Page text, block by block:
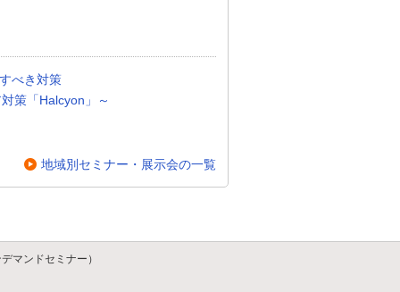
べき対策
策「Halcyon」～
地域別セミナー・展示会の一覧
マンドセミナー）